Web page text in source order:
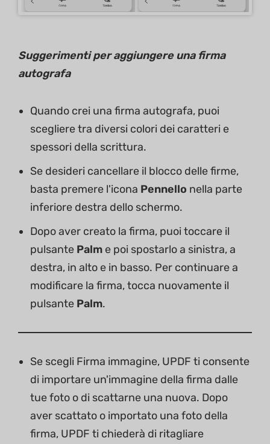
Suggerimenti per aggiungere una firma
autografa
Quando crei una firma autografa, puoi
scegliere tra diversi colori dei caratteri e
spessori della scrittura.
Se desideri cancellare il blocco delle firme,
basta premere l'icona Pennello nella parte
inferiore destra dello schermo.
Dopo aver creato la firma, puoi toccare il
pulsante Palm e poi spostarlo a sinistra, a
destra, in alto e in basso. Per continuare a
modificare la firma, tocca nuovamente il
pulsante Palm.
Se scegli Firma immagine, UPDF ti consente
di importare un'immagine della firma dalle
tue foto o di scattarne una nuova. Dopo
aver scattato o importato una foto della
firma, UPDF ti chiederà di ritagliare